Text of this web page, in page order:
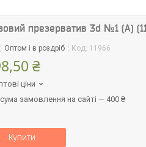
презерватив 3d №1 (А)
Оптом і в роздріб Код: 11966
₴
ціни
замовлення на сайті — 400 ₴
Купити